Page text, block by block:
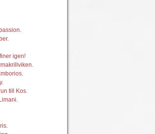
igen!
till Kos.